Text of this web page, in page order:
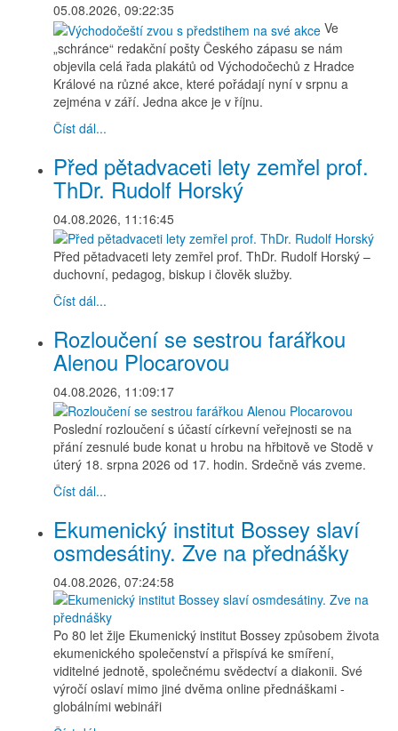
05.08.2026, 09:22:35
Ve
„schránce“ redakční pošty Českého zápasu se nám
objevila celá řada plakátů od Východočechů z Hradce
Králové na různé akce, které pořádají nyní v srpnu a
zejména v září. Jedna akce je v říjnu.
Číst dál...
Před pětadvaceti lety zemřel prof.
ThDr. Rudolf Horský
04.08.2026, 11:16:45
Před pětadvaceti lety zemřel prof. ThDr. Rudolf Horský –
duchovní, pedagog, biskup i člověk služby.
Číst dál...
Rozloučení se sestrou farářkou
Alenou Plocarovou
04.08.2026, 11:09:17
Poslední rozloučení s účastí církevní veřejnosti se na
přání zesnulé bude konat u hrobu na hřbitově ve Stodě v
úterý 18. srpna 2026 od 17. hodin. Srdečně vás zveme.
Číst dál...
Ekumenický institut Bossey slaví
osmdesátiny. Zve na přednášky
04.08.2026, 07:24:58
Po 80 let žije Ekumenický institut Bossey způsobem života
ekumenického společenství a přispívá ke smíření,
viditelné jednotě, společnému svědectví a diakonii. Své
výročí oslaví mimo jiné dvěma online přednáškami -
globálními webináři